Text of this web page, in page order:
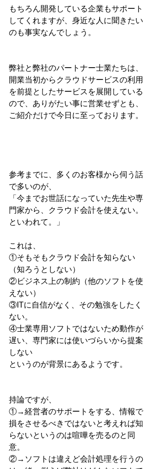
もちろん開発している企業もサポート
してくれますが、身近な人に聞きたい
のも事実なんでしょう。
弊社と弊社のパートナー士業たちは、
開業当初からクラウドサービスの利用
を前提としたサービスを展開している
ので、ありがたい事に営業せずとも、
ご紹介だけで今日に至っております。
参考までに、多くのお客様から伺う話
で多いのが、
「今までお世話になっていた先生や専
門家から、クラウド会計を使えない。
といわれて。」
これは、
①そもそもクラウド会計を知らない
（知ろうとしない）
②ビジネス上の制約（他のソフトを使
えない）
③ITに自信がなく、その勉強をしたく
ない。
④士業専用ソフトではないため動作が
遅い、専門家には使いづらいから提案
しない
というのが背景にあるようです。
持論ですが、
①→経営者のサポートをする、情報で
損をさせるべきではないと考えれば知
らないというのは喧嘩を売るのと同
意。
②→ソフトは違えど会計処理を行うの